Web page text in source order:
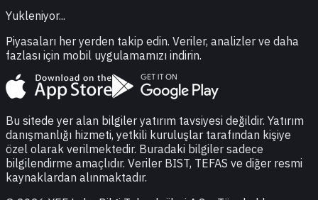
Yukleniyor...
Piyasaları her yerden takip edin. Veriler, analizler ve daha
fazlası için mobil uygulamamızı indirin.
Bu sitede yer alan bilgiler yatırım tavsiyesi değildir. Yatırım
danışmanlığı hizmeti, yetkili kuruluşlar tarafından kişiye
özel olarak verilmektedir. Buradaki bilgiler sadece
bilgilendirme amaçlıdır. Veriler BIST, TEFAS ve diğer resmi
kaynaklardan alınmaktadır.